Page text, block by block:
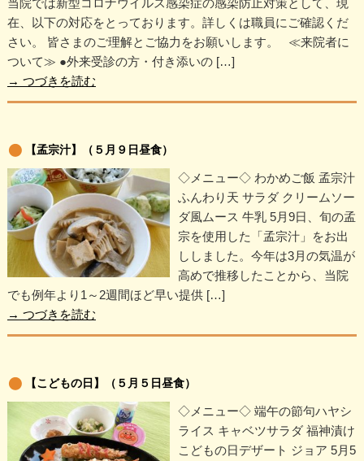
当院では新型コロナウイルス感染症の感染防止対策として、現
在、以下の対応をとっております。詳しくは職員にご確認くだ
さい。 皆さまのご理解とご協力をお願いします。 ≪来院者に
ついて≫ ●外来受診の方・付き添いの […]
→ つづきを読む
【孟宗汁】（５月９日昼食）
◇メニュー◇ わかめご飯 孟宗汁
ふんわり天 サラダ クリームソー
ダ風ムース 牛乳 5月9日、旬の孟
宗を使用した「孟宗汁」をお出
ししました。今年は3月の気温が
高めで推移したことから、当院
でも例年より1～2週間ほど早い提供 […]
→ つづきを読む
【こどもの日】（５月５日昼食）
◇メニュー◇ 端午の節句ハヤシ
ライス キャベツサラダ 福神漬け
こどもの日デザート ジョア 5月5